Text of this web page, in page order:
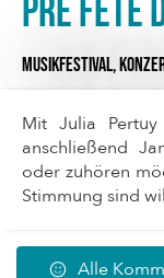
Pré fête
MUSIKFESTIVAL,
Mit Julia
anschließend
oder zuhören
Stimmung sind
Alle